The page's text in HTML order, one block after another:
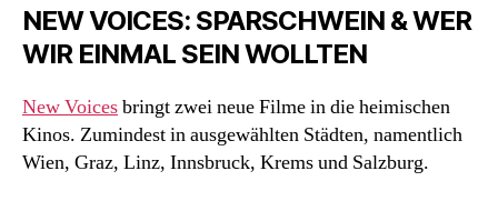
NEW VOICES: SPARSCHWEIN & WER
WIR EINMAL SEIN WOLLTEN
New Voicesbringt zwei neue Filme in die heimischen
Kinos. Zumindest in ausgewählten Städten, namentlich
Wien, Graz, Linz, Innsbruck, Krems und Salzburg.